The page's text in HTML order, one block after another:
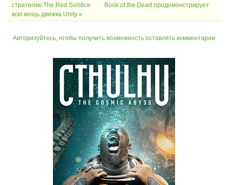
стратегию The Red Solstice
Book of the Dead продемонстрирует
всю мощь движка Unity »
Авторизуйтесь, чтобы получить возможность оставлять комментарии